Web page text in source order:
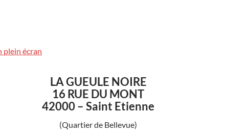
plein écran
LA GUEULE NOIRE
16 RUE DU MONT
42000 – Saint Etienne
(Quartier de Bellevue)